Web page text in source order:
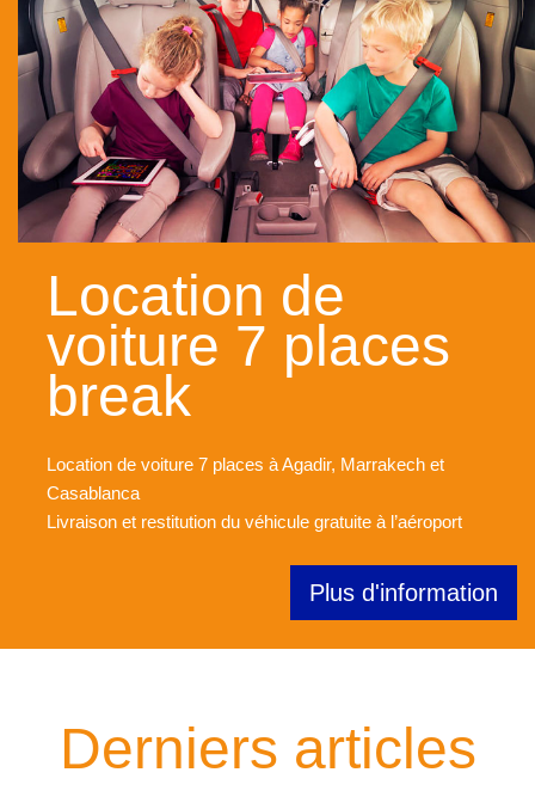
Location de
voiture 7 places
break
Location de voiture 7 places à Agadir, Marrakech et
Casablanca
Livraison et restitution du véhicule gratuite à l’aéroport
Plus d'information
Derniers articles